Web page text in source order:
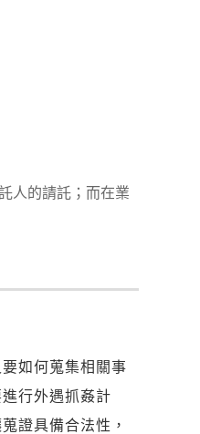
人的請託；而在業
如何蒐集相關事
行外遇抓姦計
證具備合法性，